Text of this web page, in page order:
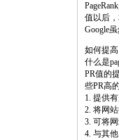
值以后
Google
如何提高
什么是
PR值的
些PR高
1. 提供
2. 将网
3. 可将
4. 与其